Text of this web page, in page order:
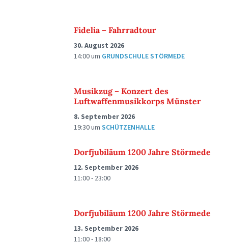
Fidelia – Fahrradtour
30. August 2026
14:00um GRUNDSCHULE STÖRMEDE
Musikzug – Konzert des
Luftwaffenmusikkorps Münster
8. September 2026
19:30um SCHÜTZENHALLE
Dorfjubiläum 1200 Jahre Störmede
12. September 2026
11:00 - 23:00
Dorfjubiläum 1200 Jahre Störmede
13. September 2026
11:00 - 18:00